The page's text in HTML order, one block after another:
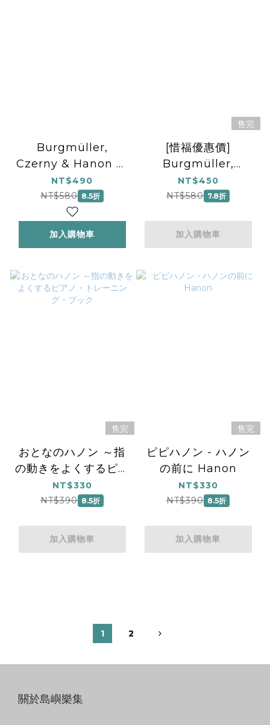
Burgmüller,
Czerny & Hanon 綜
合版本練習曲 2
NT$490
NT$580 8.5折
加入購物車
售完
[惜福優惠價]
Burgmüller,
Czerny & Hanon 綜
合版本練習曲 3
NT$450
NT$580 7.8折
加入購物車
售完
おとなのハノン ～指
の動きをよくするピア
ノ・トレーニング・ブ
ック
NT$330
NT$390 8.5折
加入購物車
售完
ピピハノン - ハノン
の前に Hanon
NT$330
NT$390 8.5折
加入購物車
1 2
關於島嶼樂集